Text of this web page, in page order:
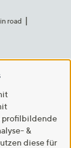
road
profilbildende
&
diese für